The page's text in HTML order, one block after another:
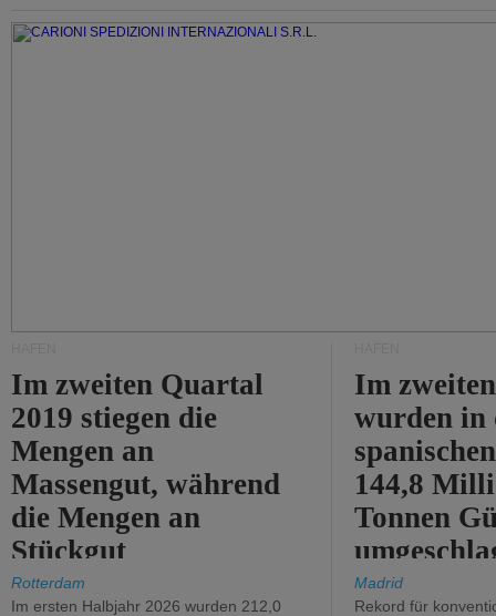
Im zweiten Quartal
2019 stiegen die
Mengen an
Massengut, während
die Mengen an
Stückgut
zurückgingen.
Rotterdam
Im ersten Halbjahr 2026 wurden 212,0
Im
wurden in
144,8
Tonnen
%).
Madrid
Rekord für